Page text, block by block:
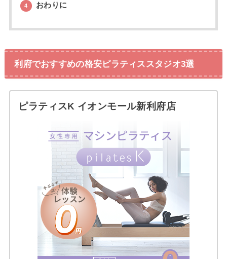
4 おわりに
利府でおすすめの格安ピラティススタジオ3選
ピラティスK イオンモール新利府店